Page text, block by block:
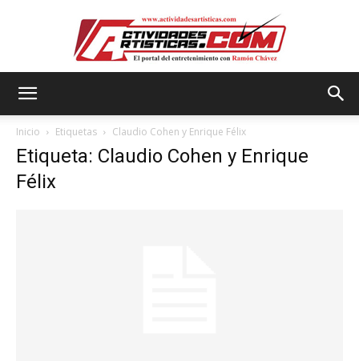
Inicio Etiquetas Claudio Cohen y Enrique Félix
Etiqueta: Claudio Cohen y Enrique
Félix